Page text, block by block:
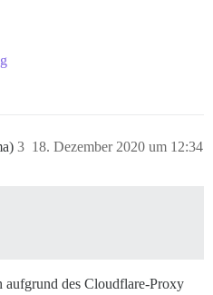
18. Dezember 2020 um 12:34
3
des Cloudflare-Proxy